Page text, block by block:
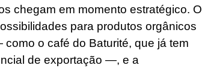
chegam em momento estratégico. O
para produtos orgânicos
o café do Baturité, que já tem
de exportação —, e a